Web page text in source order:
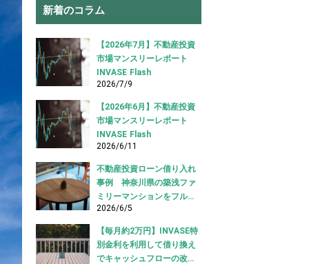
新着のコラム
【2026年7月】不動産投資
市場マンスリーレポート
INVASE Flash
2026/7/9
【2026年6月】不動産投資
市場マンスリーレポート
INVASE Flash
2026/6/11
不動産投資ローン借り入れ
事例 神奈川県の築浅ファ
ミリーマンションをフルロ
ーンで借り入れ成功【不動
産投資ローン借り入れ事
例】
2026/6/5
【毎月約2万円】INVASE特
別金利を利用して借り換え
でキャッシュフローの改善